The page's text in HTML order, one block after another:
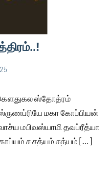
ஸ்தோத்ரம்
மகா கோப்பியன்
மபிவஸ்யாமி தவப்ரீத்யா
கோப்யம் ச சத்யம் சத்யம் […]